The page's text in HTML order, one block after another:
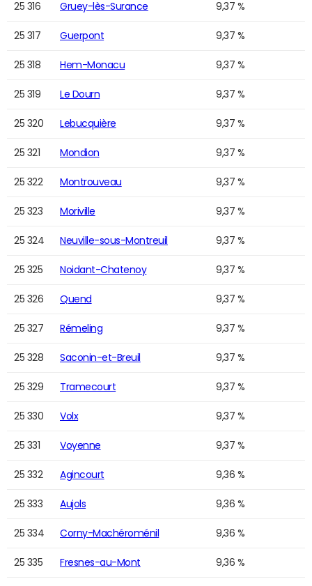
25 316 Gruey-lès-Surance 9,37 %
25 317 Guerpont 9,37 %
25 318 Hem-Monacu 9,37 %
25 319 Le Dourn 9,37 %
25 320 Lebucquière 9,37 %
25 321 Mondion 9,37 %
25 322 Montrouveau 9,37 %
25 323 Moriville 9,37 %
25 324 Neuville-sous-Montreuil 9,37 %
25 325 Noidant-Chatenoy 9,37 %
25 326 Quend 9,37 %
25 327 Rémeling 9,37 %
25 328 Saconin-et-Breuil 9,37 %
25 329 Tramecourt 9,37 %
25 330 Volx 9,37 %
25 331 Voyenne 9,37 %
25 332 Agincourt 9,36 %
25 333 Aujols 9,36 %
25 334 Corny-Machéroménil 9,36 %
25 335 Fresnes-au-Mont 9,36 %